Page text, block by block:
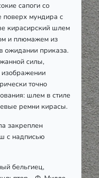
сапоги со
поверх мундира с
кирасирский шлем
и плюмажем из
ожидании приказа.
силы,
изображении
точно
шлем в стиле
ремни кирасы.
закреплен
с надписью
бельгиец,